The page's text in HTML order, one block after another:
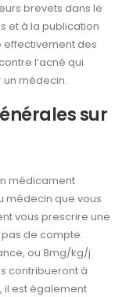
brevets dans le
et à la publication
effectivement des
l’acné qui
médecin.
sur
médicament
médecin que vous
vous prescrire une
pas de compte.
ou 8mg/kg/j
contribueront à
il est également